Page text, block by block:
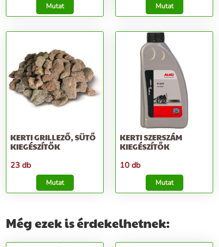
Mutat Mutat
KERTI GRILLEZŐ, SÜTŐ
KIEGÉSZÍTŐK
23 db
Mutat
KERTI SZERSZÁM
KIEGÉSZÍTŐK
10 db
Mutat
Még ezek is érdekelhetnek: